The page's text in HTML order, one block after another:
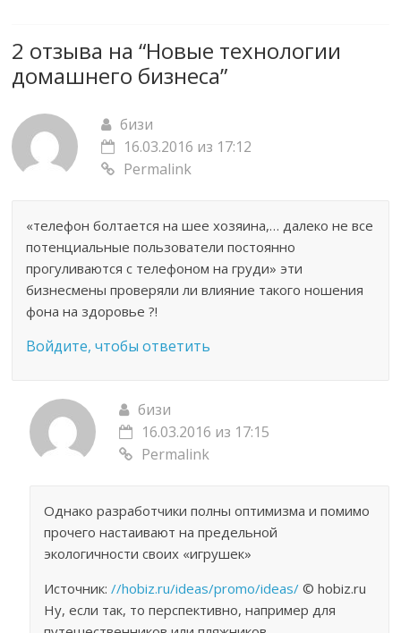
2 отзыва на “Новые технологии
домашнего бизнеса”
бизи
16.03.2016 из 17:12
Permalink
«телефон болтается на шее хозяина,… далеко не все
потенциальные пользователи постоянно
прогуливаются с телефоном на груди» эти
бизнесмены проверяли ли влияние такого ношения
фона на здоровье ?!
Войдите, чтобы ответить
бизи
16.03.2016 из 17:15
Permalink
Однако разработчики полны оптимизма и помимо
прочего настаивают на предельной
экологичности своих «игрушек»
Источник://hobiz.ru/ideas/promo/ideas/ © hobiz.ru
Ну, если так, то перспективно, например для